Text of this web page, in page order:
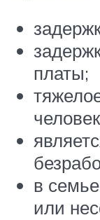
платы;
в
или